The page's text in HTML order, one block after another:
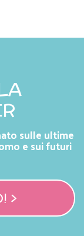
sulle ultime
e sui futuri
>